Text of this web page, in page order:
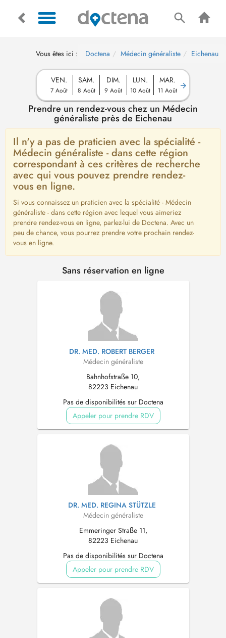
Vous êtes ici : Doctena Médecin généraliste Eichenau
VEN.
7 Août
SAM.
8 Août
DIM.
9 Août
LUN.
10 Août
MAR.
11 Août
Prendre un rendez-vous chez un Médecin
généraliste près de Eichenau
Il n'y a pas de praticien avec la spécialité -
Médecin généraliste - dans cette région
correspondant à ces critères de recherche
avec qui vous pouvez prendre rendez-
vous en ligne.
Si vous connaissez un praticien avec la spécialité - Médecin
généraliste - dans cette région avec lequel vous aimeriez
prendre rendez-vous en ligne, parlez-lui de Doctena. Avec un
peu de chance, vous pourrez prendre votre prochain rendez-
vous en ligne.
Sans réservation en ligne
DR. MED. ROBERT BERGER
Médecin généraliste
Bahnhofstraße 10,
82223 Eichenau
Pas de disponibilités sur Doctena
Appeler pour prendre RDV
DR. MED. REGINA STÜTZLE
Médecin généraliste
Emmeringer Straße 11,
82223 Eichenau
Pas de disponibilités sur Doctena
Appeler pour prendre RDV